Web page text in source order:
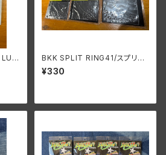
8o
ズ
BKK SPLIT RING41/スプリッ
トリング41
¥330